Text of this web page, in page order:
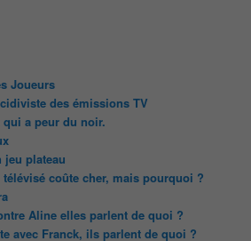
Joueurs
des émissions TV
a peur du noir.
jeu plateau
télévisé coûte cher, mais pourquoi ?
Aline elles parlent de quoi ?
avec Franck, ils parlent de quoi ?